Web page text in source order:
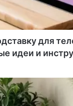
для
идеи и